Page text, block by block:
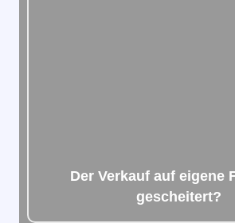
Der Verkauf auf eigene
gescheitert?